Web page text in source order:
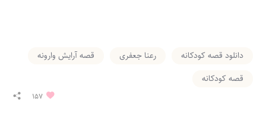
دانلود قصه کودکانه رعنا جعفری
قصه آرایش وارونه
قصه کودکانه
157